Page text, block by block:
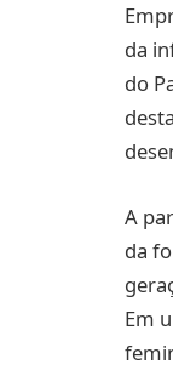
da
do
A
da
Em